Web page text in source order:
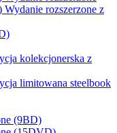
rozszerzone z
kolekcjonerska z
limitowana steelbook
(9BD)